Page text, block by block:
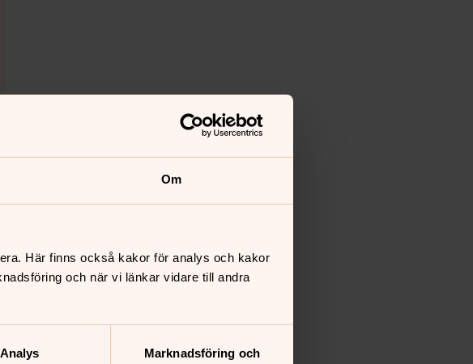
Om
Här finns också kakor för analys och kakor
och när vi länkar vidare till andra
Analys
Marknadsföring och